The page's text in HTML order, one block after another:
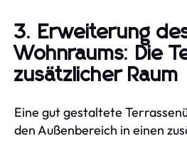
3. Erweiterung
Wohnraums: Die
zusätzlicher Raum
Eine gut gestaltete
den Außenbereich in einen